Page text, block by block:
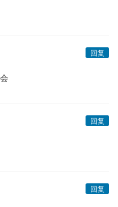
回复
回复
回复